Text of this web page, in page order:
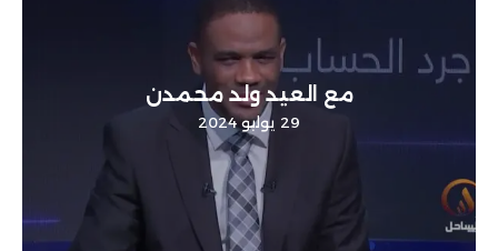
مع العيد ولد محمدن
29 يوليو 2024